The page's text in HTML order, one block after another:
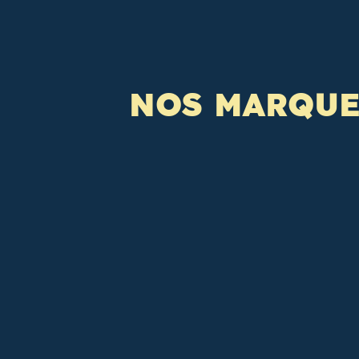
NOS